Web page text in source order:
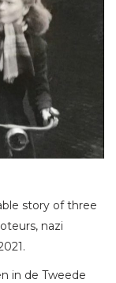
story of three
nazi
in de Tweede